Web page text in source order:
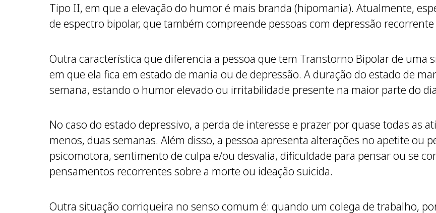
Tipo II, em que a elevação do humor é mais branda (hipomania). Atualmente,
de espectro bipolar, que também compreende pessoas com depressão
Outra característica que diferencia a pessoa que tem Transtorno Bipolar de uma
em que ela fica em estado de mania ou de depressão. A duração do estado de
semana, estando o humor elevado ou irritabilidade presente na maior parte do
No caso do estado depressivo, a perda de interesse e prazer por quase todas as
menos, duas semanas. Além disso, a pessoa apresenta alterações no apetite ou
psicomotora, sentimento de culpa e/ou desvalia, dificuldade para pensar ou se
pensamentos recorrentes sobre a morte ou ideação suicida.
Outra situação corriqueira no senso comum é: quando um colega de trabalho,